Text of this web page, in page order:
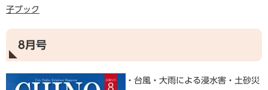
子ブック
8月号
・台風・大雨による浸水害・土砂災